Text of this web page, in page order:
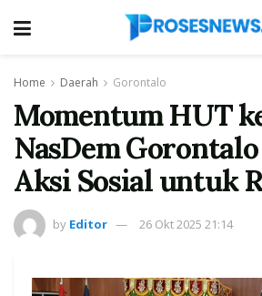
Home Daerah Gorontalo
Momentum HUT
NasDem
Aksi Sosial untuk
by Editor 26 Okt 2025 21:14